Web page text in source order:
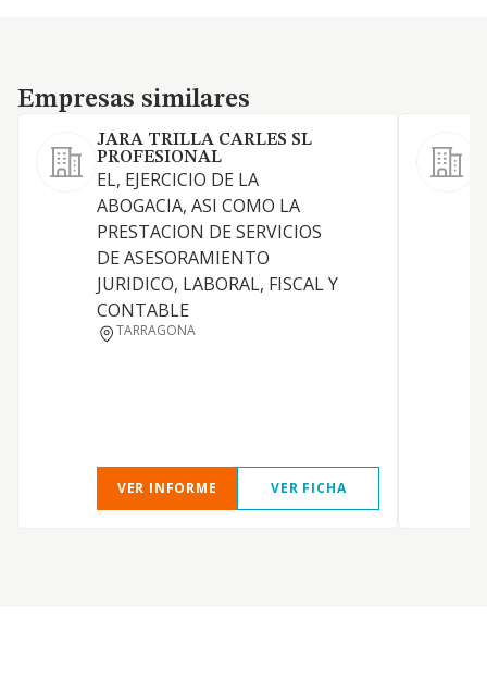
Empresas similares
Empresas similares
JARA TRILLA CARLES SL
PROFESIONAL
EL, EJERCICIO DE LA
ABOGACIA, ASI COMO LA
PRESTACION DE SERVICIOS
DE ASESORAMIENTO
JURIDICO, LABORAL, FISCAL Y
CONTABLE
TARRAGONA
VER INFORME VER FICHA